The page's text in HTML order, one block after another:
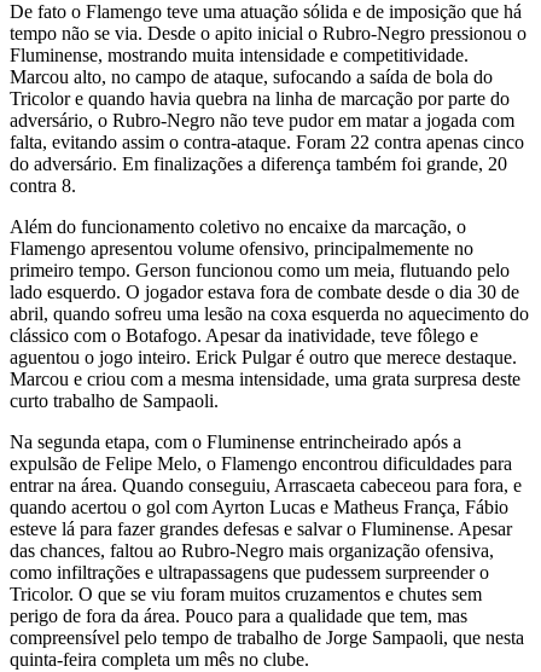
De fato o Flamengo teve uma atuação sólida e de imposição que há
tempo não se via. Desde o apito inicial o Rubro-Negro pressionou o
Fluminense, mostrando muita intensidade e competitividade.
Marcou alto, no campo de ataque, sufocando a saída de bola do
Tricolor e quando havia quebra na linha de marcação por parte do
adversário, o Rubro-Negro não teve pudor em matar a jogada com
falta, evitando assim o contra-ataque. Foram 22 contra apenas cinco
do adversário. Em finalizações a diferença também foi grande, 20
contra 8.
Além do funcionamento coletivo no encaixe da marcação, o
Flamengo apresentou volume ofensivo, principalmemente no
primeiro tempo. Gerson funcionou como um meia, flutuando pelo
lado esquerdo. O jogador estava fora de combate desde o dia 30 de
abril, quando sofreu uma lesão na coxa esquerda no aquecimento do
clássico com o Botafogo. Apesar da inatividade, teve fôlego e
aguentou o jogo inteiro. Erick Pulgar é outro que merece destaque.
Marcou e criou com a mesma intensidade, uma grata surpresa deste
curto trabalho de Sampaoli.
Na segunda etapa, com o Fluminense entrincheirado após a
expulsão de Felipe Melo, o Flamengo encontrou dificuldades para
entrar na área. Quando conseguiu, Arrascaeta cabeceou para fora, e
quando acertou o gol com Ayrton Lucas e Matheus França, Fábio
esteve lá para fazer grandes defesas e salvar o Fluminense. Apesar
das chances, faltou ao Rubro-Negro mais organização ofensiva,
como infiltrações e ultrapassagens que pudessem surpreender o
Tricolor. O que se viu foram muitos cruzamentos e chutes sem
perigo de fora da área. Pouco para a qualidade que tem, mas
compreensível pelo tempo de trabalho de Jorge Sampaoli, que nesta
quinta-feira completa um mês no clube.